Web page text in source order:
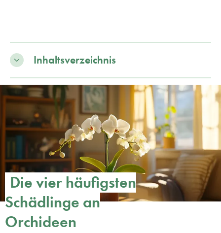
Inhaltsverzeichnis
Die vier häufigsten
Schädlinge an
Orchideen